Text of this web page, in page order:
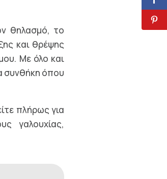
θηλασμό, το
και θρέψης
Με όλο και
συνθήκη όπου
πλήρως για
γαλουχίας,